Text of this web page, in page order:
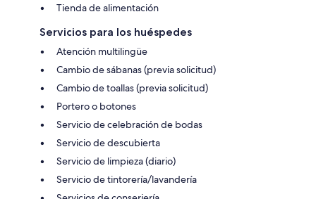
Tienda de alimentación
Servicios para los huéspedes
Atención multilingüe
Cambio de sábanas (previa solicitud)
Cambio de toallas (previa solicitud)
Portero o botones
Servicio de celebración de bodas
Servicio de descubierta
Servicio de limpieza (diario)
Servicio de tintorería/lavandería